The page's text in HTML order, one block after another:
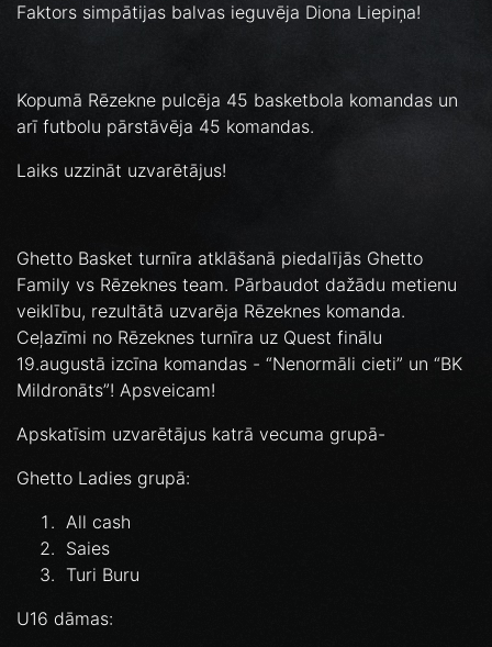
Faktors simpātijas balvas ieguvēja Diona Liepiņa!
Kopumā Rēzekne pulcēja 45 basketbola komandas un
arī futbolu pārstāvēja 45 komandas.
Laiks uzzināt uzvarētājus!
Ghetto Basket turnīra atklāšanā piedalījās Ghetto
Family vs Rēzeknes team. Pārbaudot dažādu metienu
veiklību, rezultātā uzvarēja Rēzeknes komanda.
Ceļazīmi no Rēzeknes turnīra uz Quest finālu
19.augustā izcīna komandas - “Nenormāli cieti” un “BK
Mildronāts”! Apsveicam!
Apskatīsim uzvarētājus katrā vecuma grupā-
Ghetto Ladies grupā:⁣
All cash⁣
Saies⁣
Turi Buru⁣
U16 dāmas:⁣